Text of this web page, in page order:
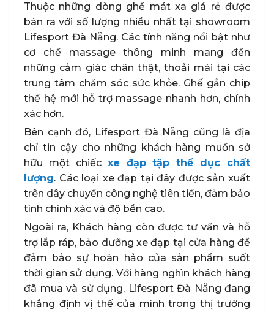
Thuộc những dòng ghế mát xa giá rẻ được
bán ra với số lượng nhiều nhất tại showroom
Lifesport Đà Nẵng. Các tính năng nổi bật như
cơ chế massage thông minh mang đến
những cảm giác chân thật, thoải mái tại các
trung tâm chăm sóc sức khỏe. Ghế gắn chip
thế hệ mới hỗ trợ massage nhanh hơn, chính
xác hơn.
Bên cạnh đó, Lifesport Đà Nẵng cũng là địa
chỉ tin cậy cho những khách hàng muốn sở
hữu một chiếc xe đạp tập thể dục chất
lượng. Các loại xe đạp tại đây được sản xuất
trên dây chuyền công nghệ tiên tiến, đảm bảo
tính chính xác và độ bền cao.
Ngoài ra, Khách hàng còn được tư vấn và hỗ
trợ lắp ráp, bảo dưỡng xe đạp tại cửa hàng để
đảm bảo sự hoàn hảo của sản phẩm suốt
thời gian sử dụng. Với hàng nghìn khách hàng
đã mua và sử dụng, Lifesport Đà Nẵng đang
khẳng định vị thế của mình trong thị trường